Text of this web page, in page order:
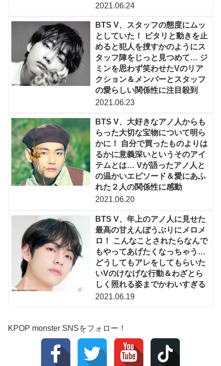
2021.06.24
BTS V、スタッフの態度にムッ
としていた！ ピタリと動きを止
めると犯人を捜すかのようにス
タッフ陣をじっと見つめて… ジ
ミンを思わず笑わせたVのリア
クション＆メンバーとスタッフ
の愛らしい関係性に注目殺到
2021.06.23
BTS V、大好きなアノ人からも
らった大切な宝物について明ら
かに！ 自分で買ったものよりは
るかに意義深いというそのアイ
テムとは… Vが語ったアノ人と
の温かいエピソード＆愛にあふ
れた２人の関係性に感動
2021.06.20
BTS V、年上のアノ人に見せた
最高の甘えんぼうぶりにメロメ
ロ！ こんなことされたらなんで
もやってあげたくなっちゃう…
どうしてもアレをしてもらいた
いVのけなげな行動＆わざとら
しく照れる姿までかわいすぎる
2021.06.19
KPOP monster SNSをフォロー！